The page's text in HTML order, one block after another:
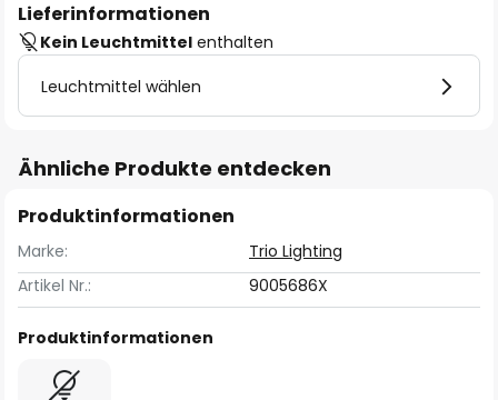
Lieferinformationen
Kein Leuchtmittel enthalten
Leuchtmittel wählen
Ähnliche Produkte entdecken
Produktinformationen
Marke:
Trio Lighting
Artikel Nr.:
9005686X
Produktinformationen